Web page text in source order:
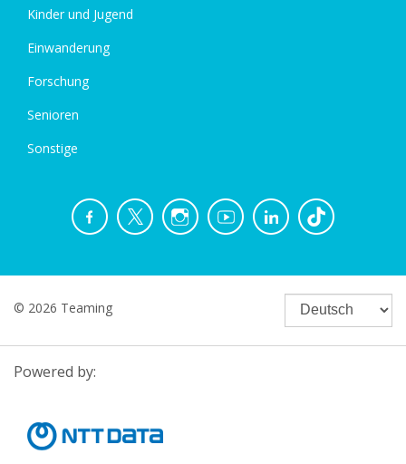
Kinder und Jugend
Einwanderung
Forschung
Senioren
Sonstige
© 2026 Teaming
Powered by: